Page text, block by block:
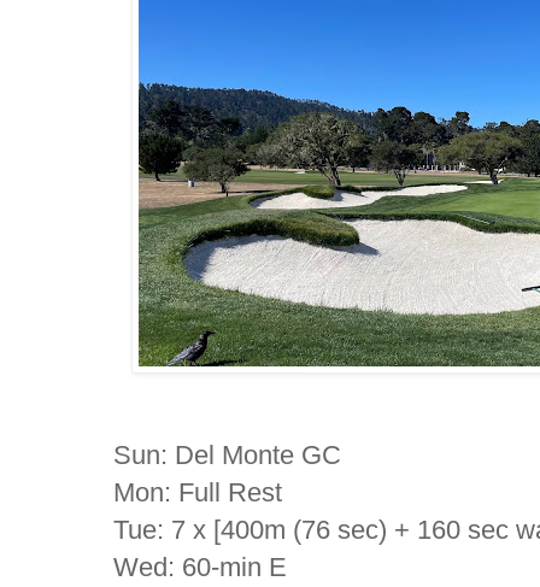
Sun: Del Monte GC
Mon: Full Rest
Tue: 7 x [400m (76 sec) + 160 sec
Wed: 60-min E